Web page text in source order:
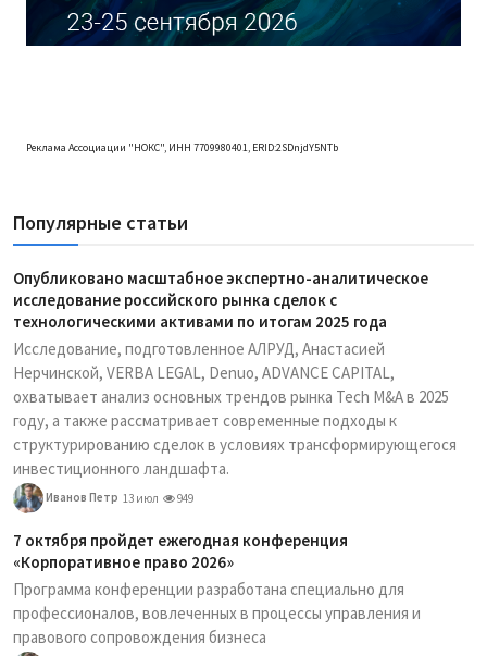
Реклама Ассоциации "НОКС", ИНН 7709980401, ERID:2SDnjdY5NTb
Популярные статьи
Опубликовано масштабное экспертно-аналитическое
исследование российского рынка сделок с
технологическими активами по итогам 2025 года
Исследование, подготовленное АЛРУД, Анастасией
Нерчинской, VERBA LEGAL, Denuo, ADVANCE CAPITAL,
охватывает анализ основных трендов рынка Tech M&A в 2025
году, а также рассматривает современные подходы к
структурированию сделок в условиях трансформирующегося
инвестиционного ландшафта.
Иванов Петр 13 июл 949
7 октября пройдет ежегодная конференция
«Корпоративное право 2026»
Программа конференции разработана специально для
профессионалов, вовлеченных в процессы управления и
правового сопровождения бизнеса